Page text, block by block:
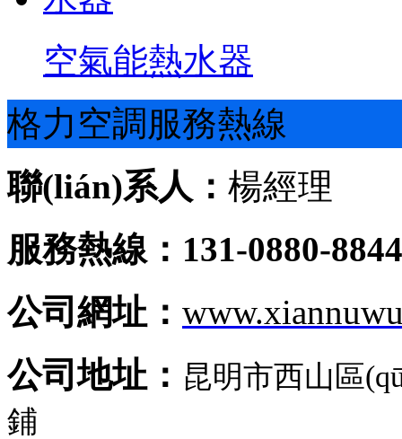
空氣能熱水器
格力空調服務熱線
聯(lián)系人： 楊經理
服務熱線：131-0880-8844
公司網址：
公司地址： 昆明市西山區
鋪